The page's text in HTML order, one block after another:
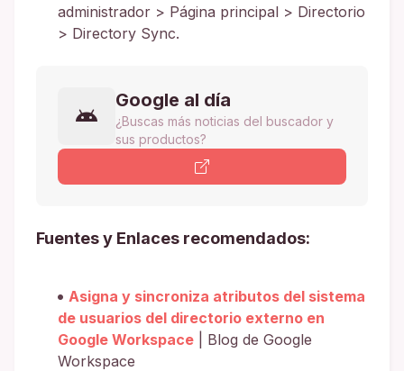
administrador > Página principal > Directorio
> Directory Sync.
Google al día
¿Buscas más noticias del buscador y
sus productos?
Fuentes y Enlaces recomendados:
Asigna y sincroniza atributos del sistema
de usuarios del directorio externo en
Google Workspace | Blog de Google
Workspace